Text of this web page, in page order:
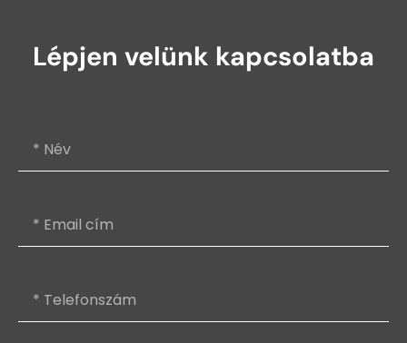
Lépjen velünk kapcsolatba